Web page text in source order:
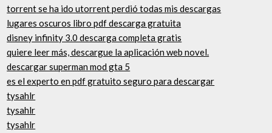
torrent se ha ido utorrent perdió todas mis descargas
lugares oscuros libro pdf descarga gratuita
disney infinity 3.0 descarga completa gratis
quiere leer más, descargue la aplicación web novel.
descargar superman mod gta 5
es el experto en pdf gratuito seguro para descargar
tysahlr
tysahlr
tysahlr